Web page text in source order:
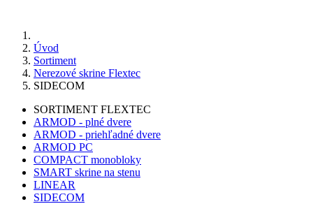
Úvod
Sortiment
Nerezové skrine Flextec
SIDECOM
SORTIMENT FLEXTEC
ARMOD - plné dvere
ARMOD - priehľadné dvere
ARMOD PC
COMPACT monobloky
SMART skrine na stenu
LINEAR
SIDECOM